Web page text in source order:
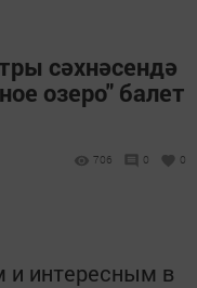
сәхнәсендә
озеро" балет
706 0 0
интересным в